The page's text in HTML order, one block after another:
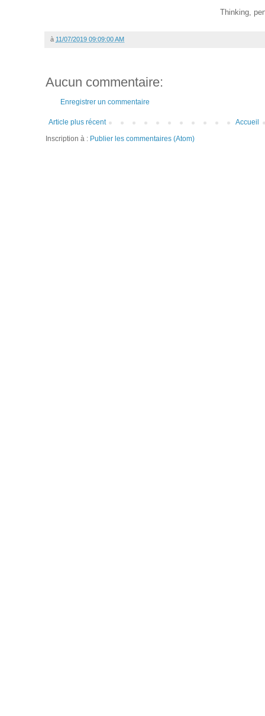
Thinking,
à 11/07/2019 09:09:00 AM
Aucun commentaire:
Enregistrer un commentaire
Article plus récent
Accueil
Inscription à : Publier les commentaires (Atom)